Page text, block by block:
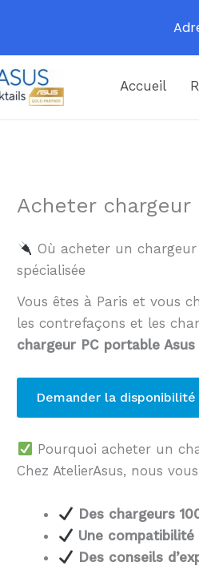
Accueil
Acheter chargeur
Où acheter un chargeur
spécialisée
Vous êtes à Paris et vous
les contrefaçons et les
chargeur PC portable
Demander la disponibilité
Pourquoi acheter un
Chez AtelierAsus, nous
Des chargeurs
Une
Des conseils